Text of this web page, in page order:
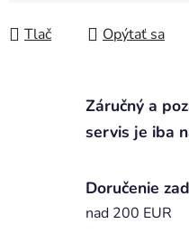
Tlač Opýtať sa
Záručný a
servis je iba
Doručenie
nad 200 EUR